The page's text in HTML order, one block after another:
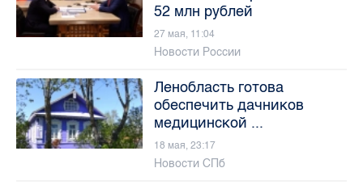
52 млн рублей
27 мая, 11:04
Новости России
Ленобласть готова
обеспечить дачников
медицинской ...
18 мая, 23:17
Новости СПб